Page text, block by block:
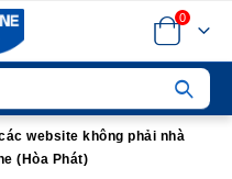
0
website không phải nhà
(Hòa Phát)